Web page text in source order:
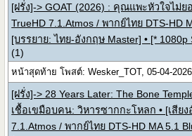
[ฝรั่ง]-> GOAT (2026) : คุณแพะหัวใจไม่ย
TrueHD 7.1.Atmos / พากย์ไทย DTS-HD
[บรรยาย: ไทย-อังกฤษ Master] • [*
(1)
หน้าสุดท้าย โพสต์: Wesker_TOT, 05-04-
[ฝรั่ง]-> 28 Years Later: The Bone
เชื้อเขมือบคน: วิหารซากกะโหลก • [เสียง
7.1.Atmos / พากย์ไทย DTS-HD MA 5.1